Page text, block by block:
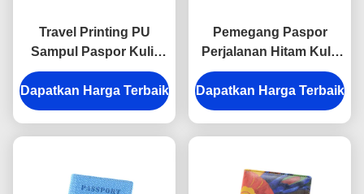
Travel Printing PU
Sampul Paspor Kulit
Timbul Logo Dompet
Paspor Pribadi
Dapatkan Harga Terbaik
Pemegang Paspor
Perjalanan Hitam Kulit
PU Pola Salib yang
dipersonalisasi
Dapatkan Harga Terbaik